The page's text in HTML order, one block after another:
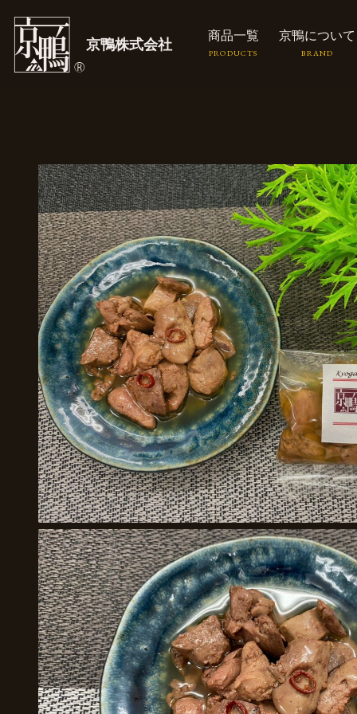
京鴨株式会社
商品一覧 京鴨について